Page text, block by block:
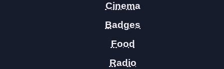
Cinema
Badges
Food
Radio